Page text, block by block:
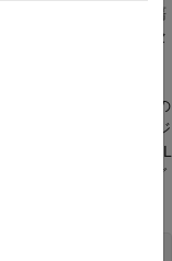
ます。正常領域と腫瘍
場合、それらのピクセ
を読み込みます。この
イメージ
す。元のラベルは XML
ルは、リサンプリング
す。